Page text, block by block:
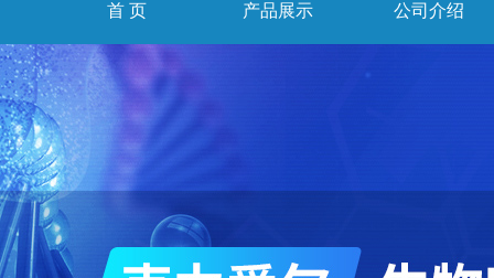
首 页 产品展示 公司介绍